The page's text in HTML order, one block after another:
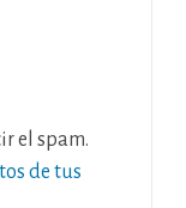
el spam.
de tus